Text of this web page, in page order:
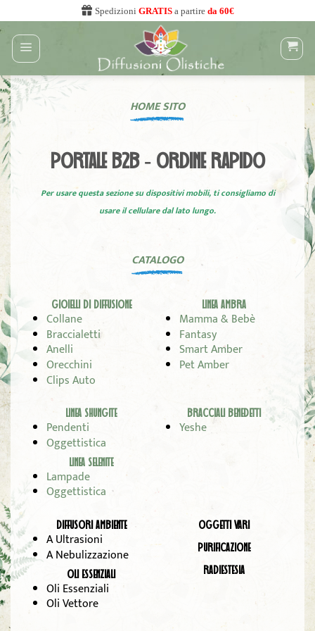
ai
contenuti
Spedizioni GRATIS a partire da 60€
HOME SITO
PORTALE B2B - ORDINE RAPIDO
Per usare questa sezione su dispositivi mobili, ti consigliamo di
usare il cellulare dal lato lungo.
CATALOGO
GIOIELLI DI DIFFUSIONE
Collane
Braccialetti
Anelli
Orecchini
Clips Auto
LINEA AMBRA
Mamma & Bebè
Fantasy
Smart Amber
Pet Amber
LINEA SHUNGITE
Pendenti
Oggettistica
LINEA SELENITE
Lampade
Oggettistica
BRACCIALI BENEDETTI
Yeshe
DIFFUSORI AMBIENTE
A Ultrasioni
A Nebulizzazione
OLI ESSENZIALI
Oli Essenziali
Oli Vettore
OGGETTI VARI
PURIFICAZIONE
RADIESTESIA